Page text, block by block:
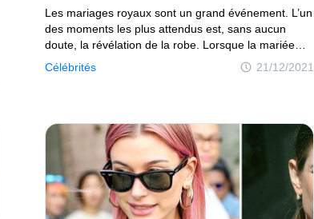
Célébrités 21/12/2021
Les mariages royaux sont un grand événement. L’un
des moments les plus attendus est, sans aucun
doute, la révélation de la robe. Lorsque la mariée
met un pied hors de la voiture, tous les yeux sont
rivés sur elle. Par conséquent, nous pensons
il y a de nombreux détails qui ont échappé à l’œil